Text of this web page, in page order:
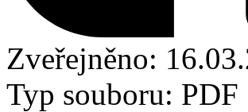
Zveřejněno:
Typ souboru: PDF